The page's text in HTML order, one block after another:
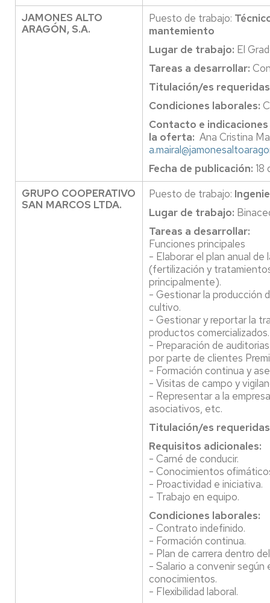
JAMONES ALTO
ARAGÓN, S.A.
Puesto de trabajo:
mantemiento
Lugar de trabajo: El
Tareas a desarrollar:
Titulación/es
Condiciones laborales:
Contacto e
la oferta: Ana Cristina
Fecha de publicación: 18
GRUPO COOPERATIVO
SAN MARCOS LTDA.
Puesto de trabajo:
Lugar de trabajo:
Tareas a desarrollar:
Funciones principales
- Elaborar el plan anual
(fertilización y
principalmente).
- Gestionar la producción
cultivo.
- Gestionar y reportar la
productos comercializados.
- Preparación de
por parte de clientes
- Formación continua y
- Visitas de campo y
- Representar a la
asociativos, etc.
Titulación/es
Requisitos adicionales:
- Carné de conducir.
- Conocimientos
- Proactividad e iniciativa.
- Trabajo en equipo.
Condiciones laborales:
- Contrato indefinido.
- Formación continua.
- Plan de carrera dentro
- Salario a convenir según
conocimientos.
- Flexibilidad laboral.